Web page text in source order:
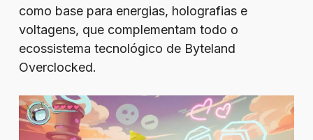
como base para energias, holografias e
voltagens, que complementam todo o
ecossistema tecnológico de Byteland
Overclocked.